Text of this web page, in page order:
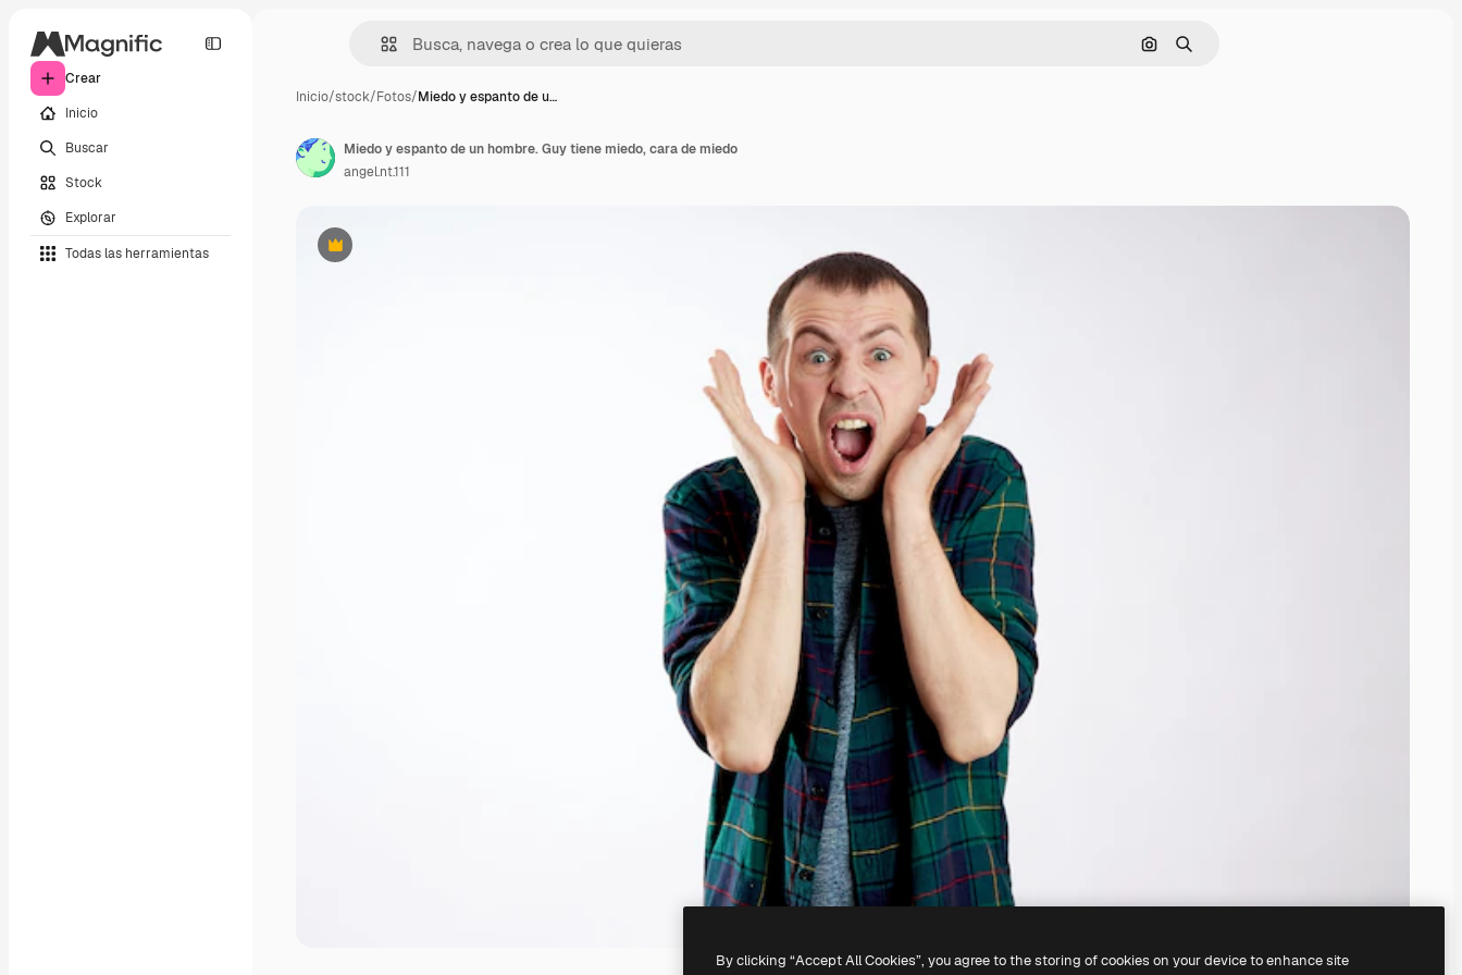
Crear
Inicio
Buscar
Stock
Explorar
Todas las herramientas
Buscar por imagen
Buscar
Inicio/stock/Fotos/Miedo y espanto de u…
Premium
Miedo y espanto de un hombre. Guy tiene miedo, cara de miedo
angel.nt.111
By clicking “Accept All Cookies”, you agree to the storing of cookies on your device to enhance site